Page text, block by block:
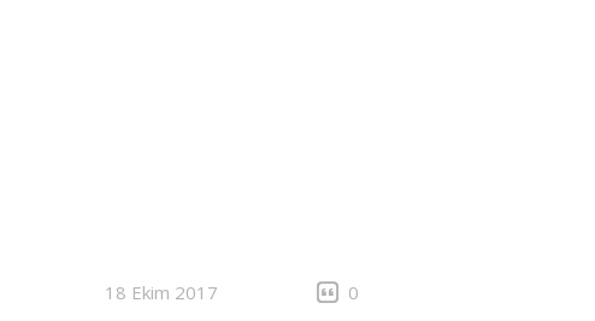
18 Ekim 2017 0